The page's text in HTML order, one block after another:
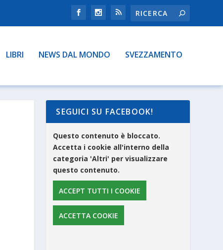
LIBRI NEWS DAL MONDO SVEZZAMENTO
SEGUICI SU FACEBOOK!
Questo contenuto è bloccato.
Accetta i cookie all'interno della
categoria 'Altri' per visualizzare
questo contenuto.
ACCEPT TUTTI I COOKIE
ACCETTA COOKIE